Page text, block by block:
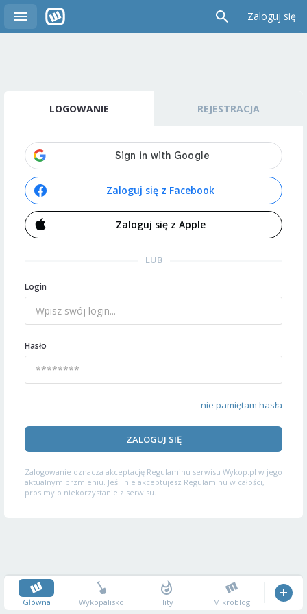
Zaloguj się
LOGOWANIE REJESTRACJA
Zaloguj się z Facebook
Zaloguj się z Apple
LUB
Login
Hasło
nie pamiętam hasła
ZALOGUJ SIĘ
Zalogowanie oznacza akceptację Regulaminu serwisu Wykop.pl w jego
aktualnym brzmieniu. Jeśli nie akceptujesz Regulaminu w całości,
prosimy o niekorzystanie z serwisu.
Główna Wykopalisko Hity Mikroblog